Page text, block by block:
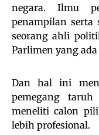
negara. Ilmu
penampilan serta
seorang ahli
Parlimen yang
Dan hal ini
pemegang
meneliti calon
lebih profesional.